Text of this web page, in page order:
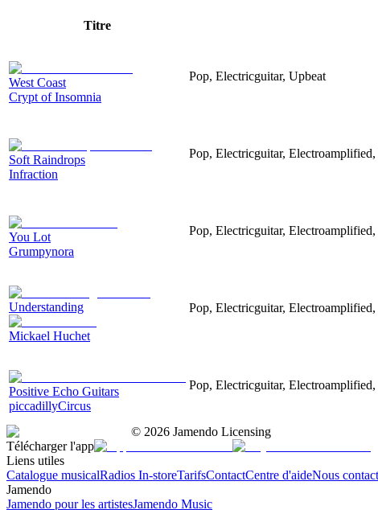
Titre
West Coast
Crypt of Insomnia
Pop, Electricguitar, Upbeat
Soft Raindrops
Infraction
Pop, Electricguitar,
You Lot
Grumpynora
Pop, Electricguitar,
Understanding
Mickael Huchet
Pop, Electricguitar,
Positive Echo Guitars
piccadillyCircus
Pop, Electricguitar,
© 2026 Jamendo Licensing
Télécharger l'app
Liens utiles
Catalogue musicalRadios In-storeTarifsContactCentre d'aideNous
Jamendo
Jamendo pour les artistesJamendo Music